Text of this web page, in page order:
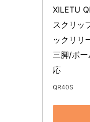
XILETU
スクリッ
ックリリ
三脚/ボ
応
QR40S